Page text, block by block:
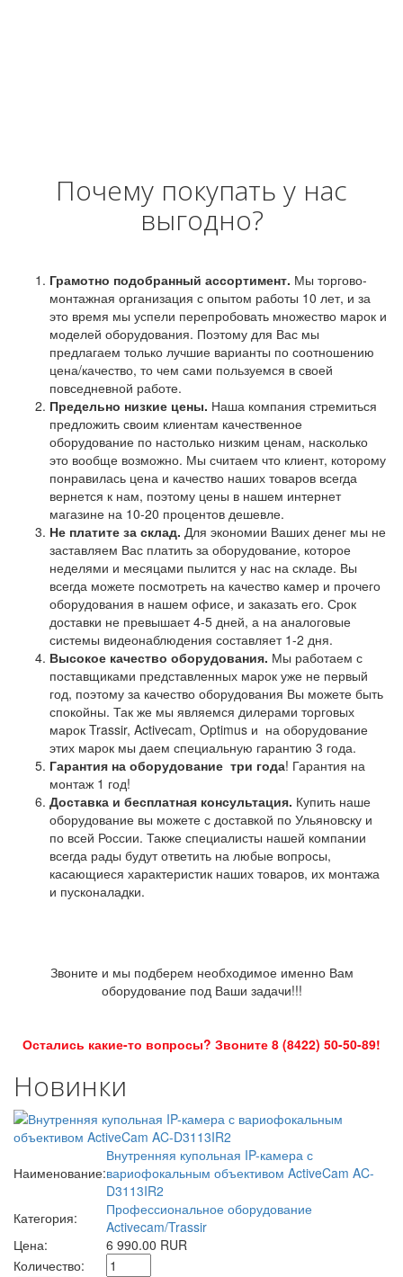
Почему покупать у нас
выгодно?
Грамотно подобранный ассортимент. Мы торгово-
монтажная организация с опытом работы 10 лет, и за
это время мы успели перепробовать множество марок и
моделей оборудования. Поэтому для Вас мы
предлагаем только лучшие варианты по соотношению
цена/качество, то чем сами пользуемся в своей
повседневной работе.
Предельно низкие цены. Наша компания стремиться
предложить своим клиентам качественное
оборудование по настолько низким ценам, насколько
это вообще возможно. Мы считаем что клиент, которому
понравилась цена и качество наших товаров всегда
вернется к нам, поэтому цены в нашем интернет
магазине на 10-20 процентов дешевле.
Не платите за склад. Для экономии Ваших денег мы не
заставляем Вас платить за оборудование, которое
неделями и месяцами пылится у нас на складе. Вы
всегда можете посмотреть на качество камер и прочего
оборудования в нашем офисе, и заказать его. Срок
доставки не превышает 4-5 дней, а на аналоговые
системы видеонаблюдения составляет 1-2 дня.
Высокое качество оборудования. Мы работаем с
поставщиками представленных марок уже не первый
год, поэтому за качество оборудования Вы можете быть
спокойны. Так же мы являемся дилерами торговых
марок Trassir, Activecam, Optimus и на оборудование
этих марок мы даем специальную гарантию 3 года.
Гарантия на оборудование три года! Гарантия на
монтаж 1 год!
Доставка и бесплатная консультация. Купить наше
оборудование вы можете с доставкой по Ульяновску и
по всей России. Также специалисты нашей компании
всегда рады будут ответить на любые вопросы,
касающиеся характеристик наших товаров, их монтажа
и пусконаладки.
Звоните и мы подберем необходимое именно Вам
оборудование под Ваши задачи!!!
Остались какие-то вопросы? Звоните 8 (8422) 50-50-89!
Новинки
Наименование:
Внутренняя купольная IP-камера с
вариофокальным объективом ActiveCam AC-
D3113IR2
Категория:
Профессиональное оборудование
Activecam/Trassir
Цена:
6 990.00 RUR
Количество: